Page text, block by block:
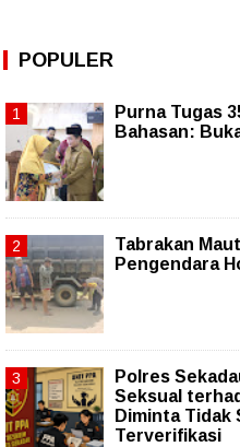
POPULER
Purna Tugas
Bahasan:
Tabrakan
Pengendara
Polres
Seksual
Diminta Tidak
Terverifikasi